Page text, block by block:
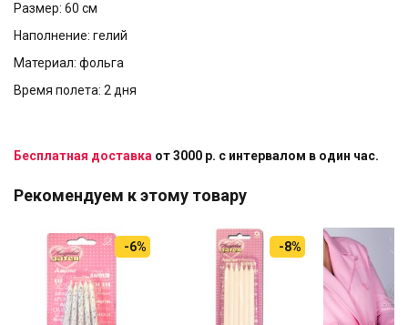
Размер: 60 см
Наполнение: гелий
Материал: фольга
Время полета: 2 дня
Бесплатная доставка от 3000 р. с интервалом в один час.
Рекомендуем к этому товару
-6% -8%